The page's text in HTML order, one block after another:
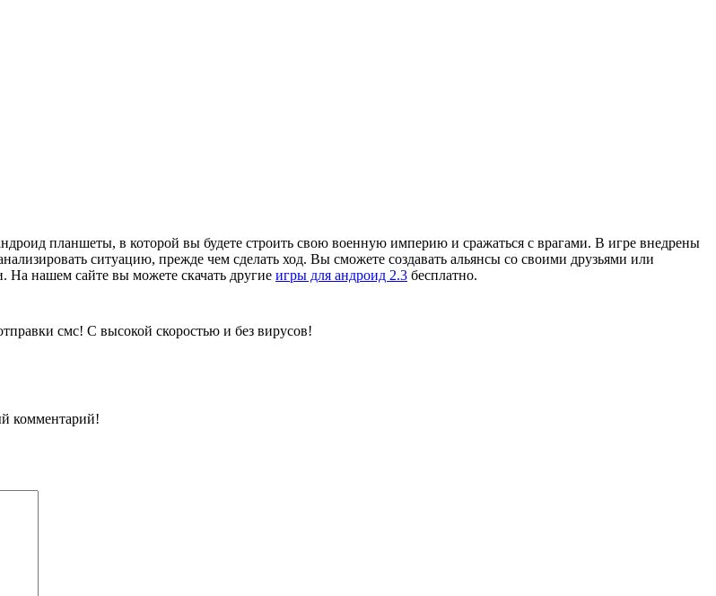
планшеты, в которой вы будете строить свою военную империю и сражаться с врагами. В игре внедрены
ситуацию, прежде чем сделать ход. Вы сможете создавать альянсы со своими друзьями или
На нашем сайте вы можете скачать другие игры для андроид 2.3 бесплатно.
смс! С высокой скоростью и без вирусов!
комментарий!